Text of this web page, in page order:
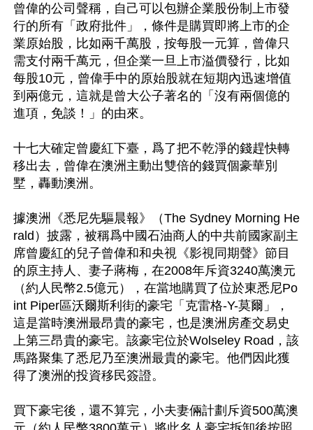
曾偉的公司聲稱，自己可以包辦企業股份制上市發
行的所有「政府批件」，條件是購買即將上市的企
業原始股，比如兩千萬股，按每股一元算，曾偉只
需支付兩千萬元，但企業一旦上市溢價發行，比如
每股10元，曾偉手中的原始股就在短期內迅速增值
到兩億元，這就是曾大公子著名的「沒有兩個億的
進項，免談！」的由來。
十七大確定曾慶紅下臺，爲了把不乾淨的錢趕快轉
移出去，曾偉在澳洲主動出雙倍的錢買個豪華別
墅，轟動澳洲。
據澳洲《悉尼先驅晨報》（The Sydney Morning He
rald）披露，被稱爲中國石油商人的中共前國家副主
席曾慶紅的兒子曾偉和和央視《影視同期聲》節目
的原主持人、妻子蔣梅，在2008年斥資3240萬澳元
（約人民幣2.5億元），在當地購買了位於東悉尼Po
int Piper區沃爾斯利街的豪宅「克雷格-Y-莫爾」，
這是當時澳洲最昂貴的豪宅，也是澳洲房產交易史
上第三昂貴的豪宅。該豪宅位於Wolseley Road，該
馬路聚集了悉尼乃至澳洲最貴的豪宅。他們因此獲
得了澳洲的投資移民簽證。
買下豪宅後，還不算完，小夫妻倆計劃斥資500萬澳